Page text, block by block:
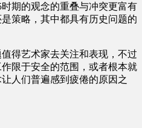
期的观念的重叠与冲突更富有
策略，其中都具有历史问题的
艺术家去关注和表现，不过
限于安全的范围，或者根本就
人们普遍感到疲倦的原因之